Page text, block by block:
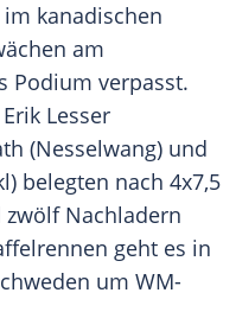
im kanadischen
am
Podium verpasst.
Erik Lesser
(Nesselwang) und
) belegten nach 4x7,5
Nachladern
geht es in
um WM-